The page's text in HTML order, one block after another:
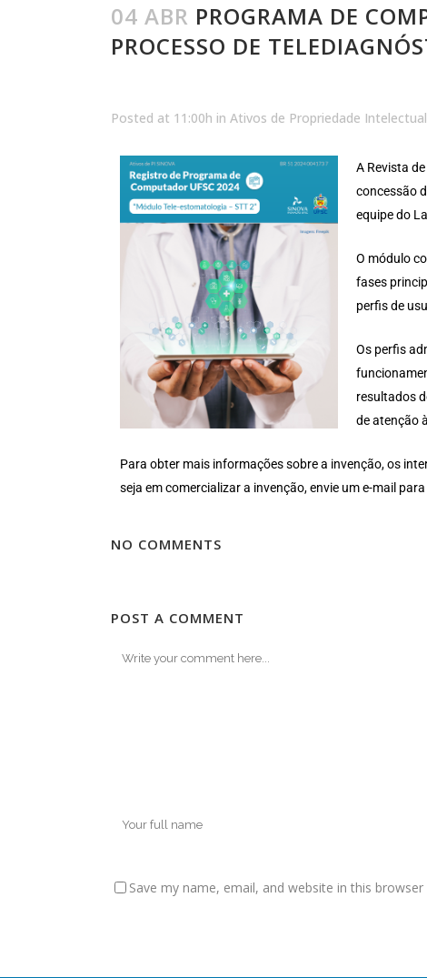
04 ABR PROGRAMA DE
PROCESSO DE
Posted at 11:00h in Ativos de Propriedade Intelectual
A Revista
concessão
equipe do
O módulo
fases
perfis de
Os perfis
resultados
de atenção
Para obter mais informações sobre a invenção, os
seja em comercializar a invenção, envie um e-mail
NO COMMENTS
POST A COMMENT
Save my name, email, and website in this